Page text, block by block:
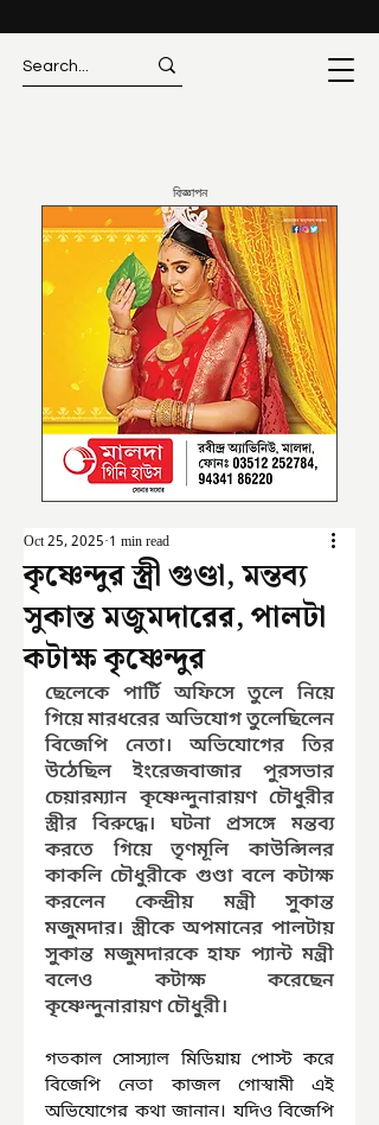
বিজ্ঞাপন
কৃষ্ণেন্দুর স্ত্রী গুণ্ডা, মন্তব্য
সুকান্ত মজুমদারের, পালটা
কটাক্ষ কৃষ্ণেন্দুর
Oct 25, 2025 1 min read
ছেলেকে পার্টি অফিসে তুলে নিয়ে
গিয়ে মারধরের অভিযোগ তুলেছিলেন
বিজেপি নেতা। অভিযোগের তির
উঠেছিল ইংরেজবাজার পুরসভার
চেয়ারম্যান কৃষ্ণেন্দুনারায়ণ চৌধুরীর
স্ত্রীর বিরুদ্ধে। ঘটনা প্রসঙ্গে মন্তব্য
করতে গিয়ে তৃণমূলি কাউন্সিলর
কাকলি চৌধুরীকে গুণ্ডা বলে কটাক্ষ
করলেন কেন্দ্রীয় মন্ত্রী সুকান্ত
মজুমদার। স্ত্রীকে অপমানের পালটায়
সুকান্ত মজুমদারকে হাফ প্যান্ট মন্ত্রী
বলেও কটাক্ষ করেছেন
কৃষ্ণেন্দুনারায়ণ চৌধুরী।
গতকাল সোস্যাল মিডিয়ায় পোস্ট করে
বিজেপি নেতা কাজল গোস্বামী এই
অভিযোগের কথা জানান। যদিও বিজেপি